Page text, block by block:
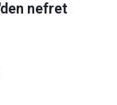
nefret